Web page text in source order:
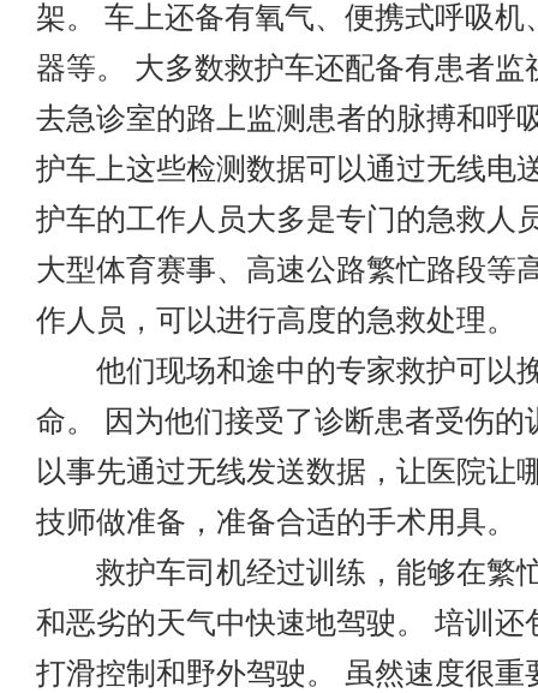
架。 车上还备有氧气、便携式呼吸机
器等。 大多数救护车还配备有患者监
去急诊室的路上监测患者的脉搏和呼
护车上这些检测数据可以通过无线电
护车的工作人员大多是专门的急救人
大型体育赛事、高速公路繁忙路段等
作人员，可以进行高度的急救处理。
他们现场和途中的专家救护可以
命。 因为他们接受了诊断患者受伤的
以事先通过无线发送数据，让医院让
技师做准备，准备合适的手术用具。
救护车司机经过训练，能够在繁
和恶劣的天气中快速地驾驶。 培训还
打滑控制和野外驾驶。 虽然速度很重